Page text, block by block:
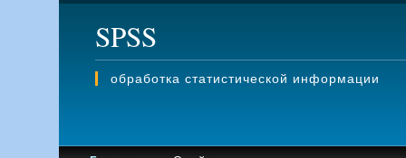
SPSS
обработка статистической информации